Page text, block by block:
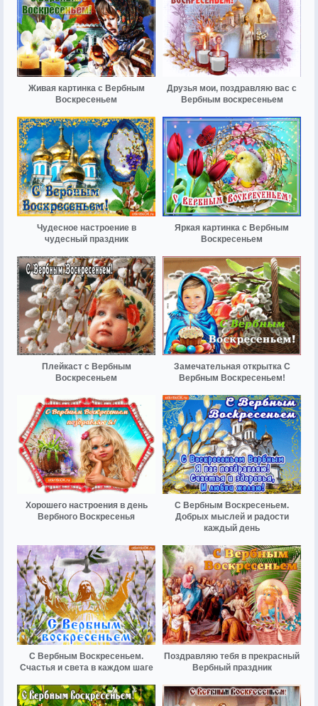
Живая картинка с Вербным
Воскресеньем
Друзья мои, поздравляю вас с
Вербным воскресеньем
Чудесное настроение в
чудесный праздник
Яркая картинка с Вербным
Воскресеньем
Плейкаст с Вербным
Воскресеньем
Замечательная открытка С
Вербным Воскресеньем!
Хорошего настроения в день
Вербного Воскресенья
С Вербным Воскресеньем.
Добрых мыслей и радости
каждый день
С Вербным Воскресеньем.
Счастья и света в каждом шаге
Поздравляю тебя в прекрасный
Вербный праздник